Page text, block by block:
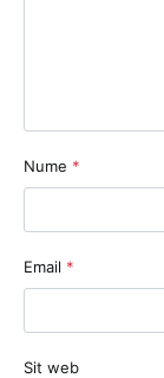
Nume *
Email *
Sit web